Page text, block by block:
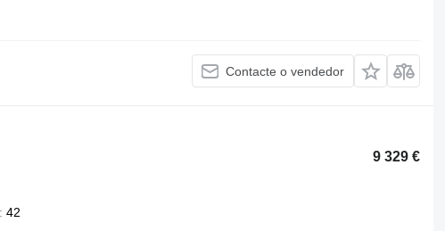
Contacte o vendedor
9 329 €
42